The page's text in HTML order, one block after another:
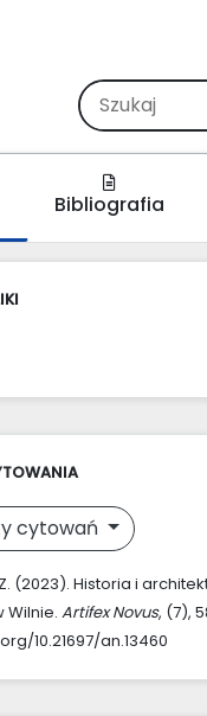
Bibliografia
cytowań
(2023). Historia i
Wilnie. Artifex Novus, (7),
10.21697/an.13460